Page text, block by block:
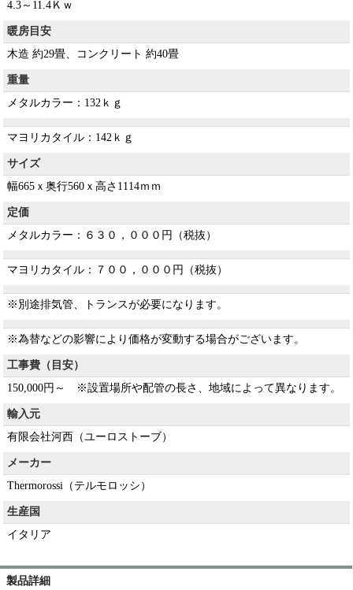
4.3～11.4Ｋｗ
暖房目安
木造 約29畳、コンクリート 約40畳
重量
メタルカラー：132ｋｇ
マヨリカタイル：142ｋｇ
サイズ
幅665ｘ奥行560ｘ高さ1114ｍｍ
定価
メタルカラー：６３０，０００円（税抜）
マヨリカタイル：７００，０００円（税抜）
※別途排気管、トランスが必要になります。
※為替などの影響により価格が変動する場合がございます。
工事費（目安）
150,000円～ ※設置場所や配管の長さ、地域によって異なります。
輸入元
有限会社河西（ユーロストーブ）
メーカー
Thermorossi（テルモロッシ）
生産国
イタリア
製品詳細